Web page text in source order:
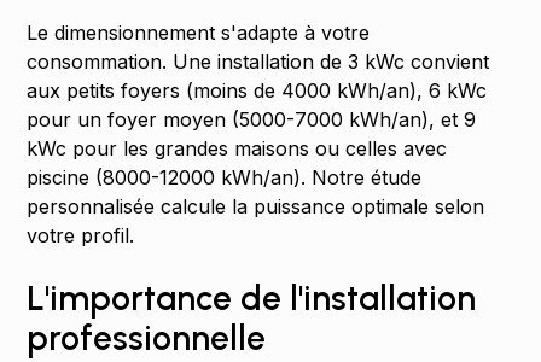
Le dimensionnement s'adapte à votre
consommation. Une installation de 3 kWc convient
aux petits foyers (moins de 4000 kWh/an), 6 kWc
pour un foyer moyen (5000-7000 kWh/an), et 9
kWc pour les grandes maisons ou celles avec
piscine (8000-12000 kWh/an). Notre étude
personnalisée calcule la puissance optimale selon
votre profil.
L'importance de l'installation
professionnelle